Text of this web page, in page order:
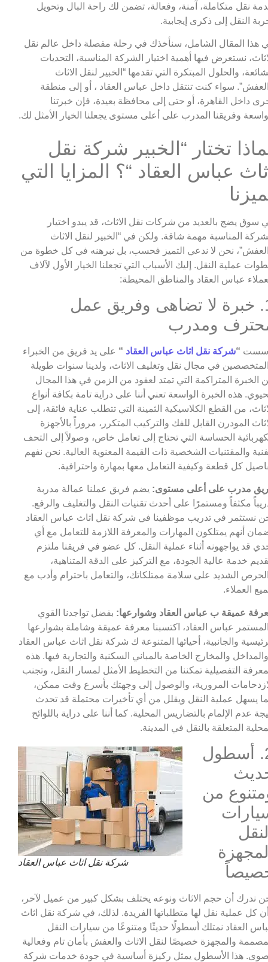
نقل متكاملة، آمنة، وفعالة، تضمن لك راحة البال وتحويل
النقل إلى ذكرى إيجابية.
هذا المقال الشامل، سنأخذك في رحلة مفصلة داخل عالم نقل
نستعرض فيها أهمية اختيار الشركة المناسبة، التحديات
والحلول المبتكرة التي تقدمها “الخبير لنقل الاثاث
سواء كنت تنتقل داخل عباس العقاد ، أو إلى منطقة
داخل القاهرة، أو حتى إلى محافظة بعيدة، فإن خبرتنا
وفريقنا المدرب على أعلى مستوى يجعلنا الخيار الأمثل لك.
تختار “الخبير شركة نقل
عباس العقاد “؟ المزايا التي
سوق يضج بالعديد من شركات نقل الاثاث، قد يبدو اختيار
المناسبة مهمة شاقة. ولكن في “الخبير لنقل الاثاث
نحن لا ندعي التميز فحسب، بل نبرهنه في كل خطوة من
عملية النقل. إليك الأسباب التي تجعلنا الخيار الأول لآلاف
عباس العقاد والمناطق المحيطة:
1. خبرة لا تضاهى وفريق عمل
ومدرب
“شركة نقل اثاث عباس العقاد “ على يد فريق من الخبراء
في مجال نقل وتغليف الاثاث، ولدينا سنوات طويلة
الخبرة المتراكمة التي تمتد لعقود من الزمن في هذا المجال
هذه الخبرة الواسعة تعني أننا على دراية تامة بكافة أنواع
من القطع الكلاسيكية الثمينة التي تتطلب عناية فائقة، إلى
المودرن القابل للفك والتركيب المتكرر، مروراً بالأجهزة
الحساسة التي تحتاج إلى تعامل خاص، وصولاً إلى التحف
والمقتنيات الشخصية ذات القيمة المعنوية العالية. نحن نفهم
كل قطعة وكيفية التعامل معها بمهارة واحترافية.
مدرب على أعلى مستوى: يضم فريق عملنا عمالة مدربة
مكثفاً ومستمرًا على أحدث تقنيات النقل والتغليف والرفع.
نستثمر في تدريب موظفينا في شركة نقل اثاث عباس العقاد
أنهم يمتلكون المهارات والمعرفة اللازمة للتعامل مع أي
قد يواجهونه أثناء عملية النقل. كل عضو في فريقنا ملتزم
خدمة عالية الجودة، مع التركيز على الدقة المتناهية،
الشديد على سلامة ممتلكاتك، والتعامل باحترام وأدب مع
العملاء.
عميقة ب عباس العقاد وشوارعها: بفضل تواجدنا القوي
عباس العقاد، اكتسبنا معرفة عميقة وشاملة بشوارعها
والجانبية، أحيائها المتنوعة ك شركة نقل اثاث عباس العقاد
والمخارج الخاصة بالمباني السكنية والتجارية فيها. هذه
التفصيلية تمكننا من التخطيط الأمثل لمسار النقل، وتجنب
المرورية، والوصول إلى وجهتك بأسرع وقت ممكن،
يسهل عملية النقل ويقلل من أي تأخيرات محتملة قد تحدث
عدم الإلمام بالتضاريس المحلية. كما أننا على دراية باللوائح
المتعلقة بالنقل في المدينة.
شركة نقل اثاث عباس العقاد
2. أسطول
من
ندرك أن حجم الاثاث ونوعه يختلف بشكل كبير من عميل لآخر،
كل عملية نقل لها متطلباتها الفريدة. لذلك، في شركة نقل اثاث
العقاد نمتلك أسطولًا حديثًا ومتنوعًا من سيارات النقل
والمجهزة خصيصًا لنقل الاثاث والعفش بأمان تام وفعالية
هذا الأسطول يمثل ركيزة أساسية في جودة خدمات شركة